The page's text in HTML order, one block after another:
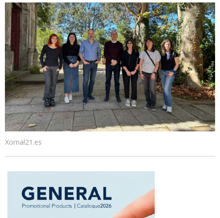
Xornal21.es